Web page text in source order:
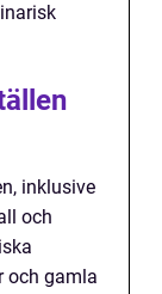
inklusive
och
och gamla